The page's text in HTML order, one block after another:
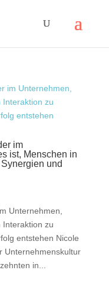
im
ist, Menschen in
und
Unternehmen,
Interaktion zu
entstehen Nicole
Unternehmenskultur
in...